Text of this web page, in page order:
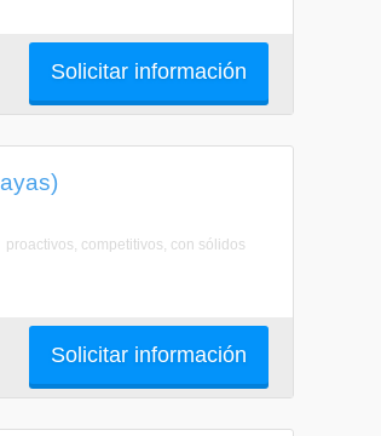
Solicitar información
competitivos, con sólidos
Solicitar información